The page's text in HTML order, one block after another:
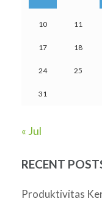
10 11
17 18
24 25
31
« Jul
RECENT
Produktivitas